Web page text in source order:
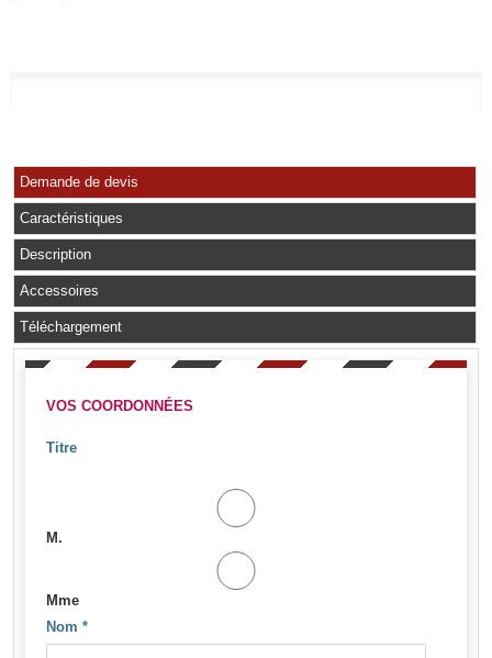
Demande de devis
Caractéristiques
Description
Accessoires
Téléchargement
VOS COORDONNÉES
Titre
M.
Mme
Nom *